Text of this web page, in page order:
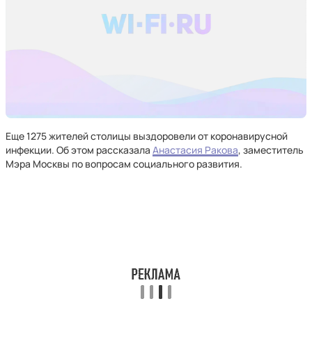
Еще 1275 жителей столицы выздоровели от коронавирусной
инфекции. Об этом рассказала Анастасия Ракова, заместитель
Мэра Москвы по вопросам социального развития.